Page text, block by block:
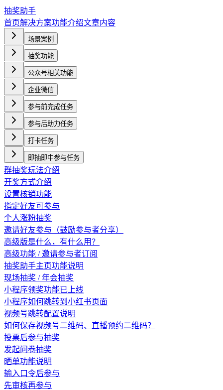
抽奖助手
首页解决方案功能介绍文章内容
场景案例
抽奖功能
公众号相关功能
企业微信
参与前完成任务
参与后助力任务
打卡任务
即抽即中参与任务
群抽奖玩法介绍
开奖方式介绍
设置核销功能
指定好友可参与
个人涨粉抽奖
邀请好友参与（鼓励参与者分享）
高级版是什么，有什么用？
高级功能 / 邀请参与者订阅
抽奖助手主页功能说明
现场抽奖 / 年会抽奖
小程序领奖功能已上线
小程序如何跳转到小红书页面
视频号跳转配置说明
如何保存视频号二维码、直播预约二维码？
投票后参与抽奖
发起问卷抽奖
晒单功能说明
输入口令后参与
先审核再参与